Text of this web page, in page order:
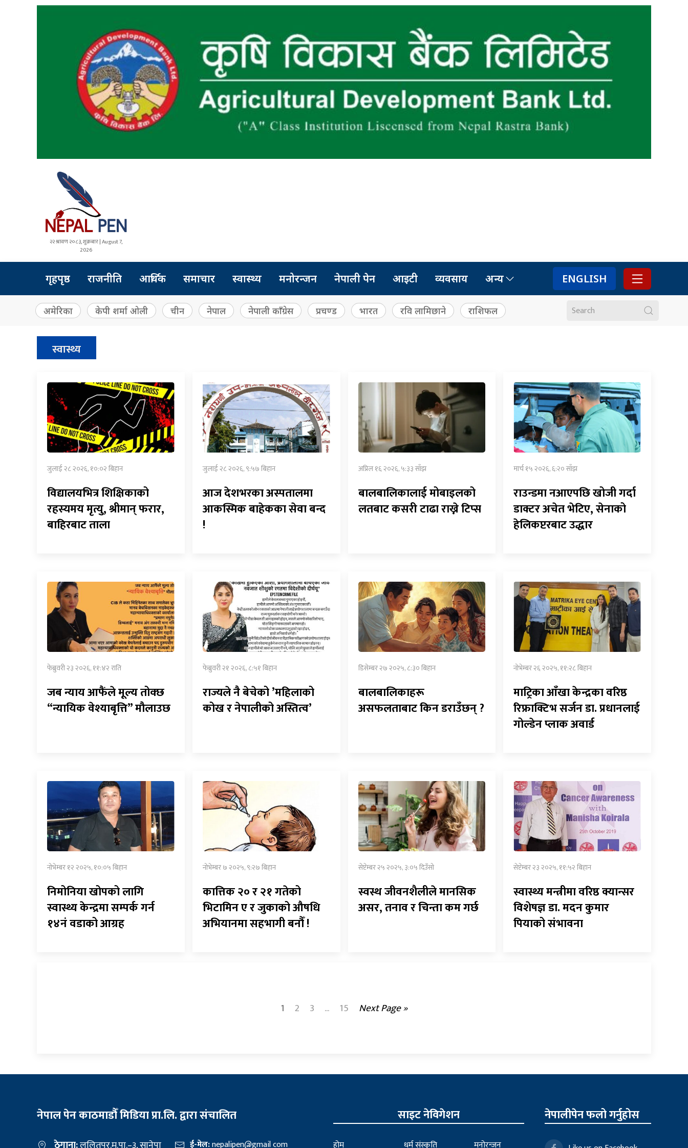
२२ श्रावण २०८३, शुक्रबार | August 7,
2026
गृहपृष्ठ राजनीति आर्थिक समाचार स्वास्थ्य मनोरन्जन नेपाली पेन आइटी व्यवसाय अन्य ENGLISH
अमेरिका केपी शर्मा ओली चीन नेपाल नेपाली काँग्रेस प्रचण्ड भारत रवि लामिछाने राशिफल
स्वास्थ्य
जुलाई २८ २०२६, १०:०२ बिहान
विद्यालयभित्र शिक्षिकाको
रहस्यमय मृत्यु, श्रीमान् फरार,
बाहिरबाट ताला
जुलाई २८ २०२६, ९:५७ बिहान
आज देशभरका अस्पतालमा
आकस्मिक बाहेकका सेवा बन्द
!
अप्रिल १६ २०२६, ५:३३ साँझ
बालबालिकालाई मोबाइलको
लतबाट कसरी टाढा राख्ने टिप्स
मार्च १५ २०२६, ६:२० साँझ
राउन्डमा नआएपछि खोजी गर्दा
डाक्टर अचेत भेटिए, सेनाको
हेलिकप्टरबाट उद्धार
फेब्रुवरी २३ २०२६, ११:४२ राति
जब न्याय आफैंले मूल्य तोक्छ
“न्यायिक वेश्याबृत्ति” मौलाउछ
फेब्रुवरी २१ २०२६, ८:५१ बिहान
राज्यले नै बेचेको ’महिलाको
कोख र नेपालीको अस्तित्व’
डिसेम्बर २७ २०२५, ८:३० बिहान
बालबालिकाहरू
असफलताबाट किन डराउँछन् ?
नोभेम्बर २६ २०२५, ११:२८ बिहान
माट्रिका आँखा केन्द्रका वरिष्ठ
रिफ्राक्टिभ सर्जन डा. प्रधानलाई
गोल्डेन प्लाक अवार्ड
नोभेम्बर १२ २०२५, १०:०५ बिहान
निमोनिया खोपको लागि
स्वास्थ्य केन्द्रमा सम्पर्क गर्न
१४नं वडाको आग्रह
नोभेम्बर ७ २०२५, ९:२७ बिहान
कात्तिक २० र २१ गतेको
भिटामिन ए र जुकाको औषधि
अभियानमा सहभागी बनौँ !
सेप्टेम्बर २५ २०२५, ३:०५ दिउँसो
स्वस्थ जीवनशैलीले मानसिक
असर, तनाव र चिन्ता कम गर्छ
सेप्टेम्बर २३ २०२५, ११:५२ बिहान
स्वास्थ्य मन्त्रीमा वरिष्ठ क्यान्सर
विशेषज्ञ डा. मदन कुमार
पियाको संभावना
1 2 3 ... 15 Next Page »
नेपाल पेन काठमाडौँ मिडिया प्रा.लि. द्वारा संचालित
ई-मेल:nepalipen@gmail com
साइट नेविगेशन
होम धर्म संस्कृति मनोरन्जन
नेपालीपेन फलो गर्नुहोस